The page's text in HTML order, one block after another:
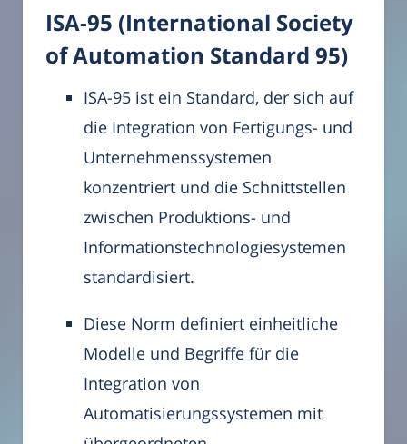
ISA-95 (International Society
of Automation Standard 95)
ISA-95 ist ein Standard, der sich auf
die Integration von Fertigungs- und
Unternehmenssystemen
konzentriert und die Schnittstellen
zwischen Produktions- und
Informationstechnologiesystemen
standardisiert.
Diese Norm definiert einheitliche
Modelle und Begriffe für die
Integration von
Automatisierungssystemen mit